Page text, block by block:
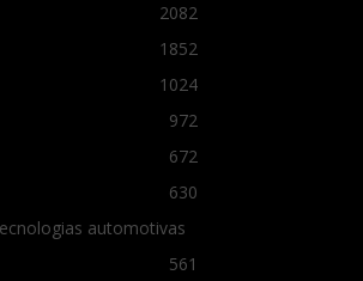
2082
1852
1024
972
672
630
automotivas
561